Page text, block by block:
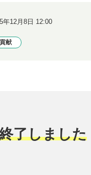
年12月8日 12:00
献
了しました